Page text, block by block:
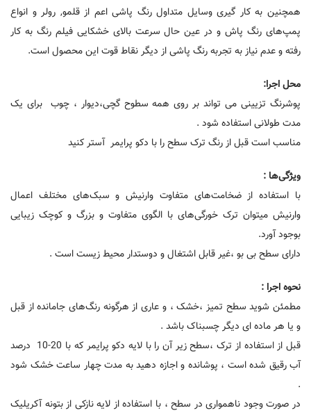
همچنین به کار گیری وسایل متداول رنگ پاشی اعم از قلمو, رولر و انواع
پمپ‌های رنگ پاش و در عین حال سرعت بالای خشکایی فیلم رنگ به کار
رفته و عدم نیاز به تجربه رنگ پاشی از دیگر نقاط قوت این محصول است.
محل اجرا:
پوشرنگ تزیینی می تواند بر روی همه سطوح گچی،‌دیوار ، چوب برای یک
مدت طولانی استفاده شود .
مناسب است قبل از رنگ ترک سطح را با دکو پرایمر آستر کنید
ویژگی‌ها :
با استفاده از ضخامت‌های متفاوت وارنیش و سبک‌های مختلف اعمال
وارنیش میتوان ترک خورگی‌های با الگوی متفاوت و بزرگ و کوچک زیبایی
بوجود آورد.
دارای سطح بی بو ،‌غیر قابل اشتغال و دوستدار محیط زیست است .
نحوه اجرا :
مطمئن شوید سطح تمیز ،‌خشک ، و عاری از هرگونه رنگ‌های جامانده از قبل
و یا هر ماده ای دیگر چسبناک باشد .
قبل از استفاده از ترک ،‌سطح زیر آن را با لایه دکو پرایمر که با 20-10 درصد
آب رقیق شده است ، پوشانده و اجازه دهید به مدت چهار ساعت خشک شود
.
در صورت وجود ناهمواری در سطح ، با استفاده از لایه نازکی از بتونه آکریلیک